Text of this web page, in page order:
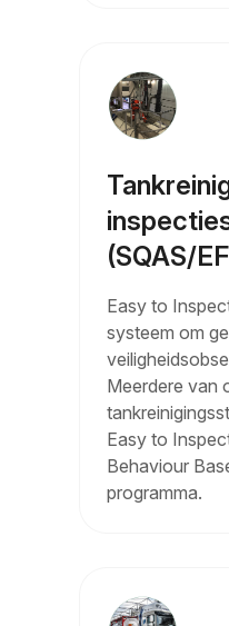
(SQAS/
Easy to
systeem om
Meerdere van
Easy to
Behaviour
programma.